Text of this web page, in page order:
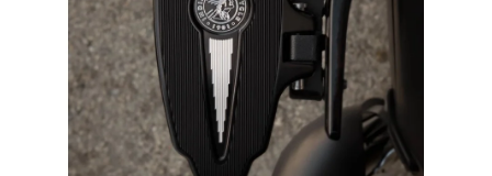
hviezdičiek.